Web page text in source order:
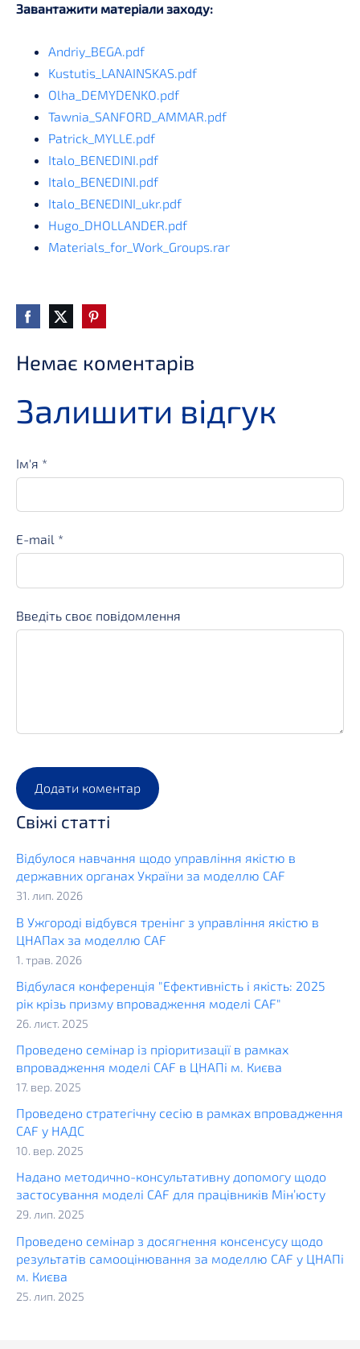
Свіжі статті
Відбулося навчання щодо управління якістю в
державних органах України за моделлю CAF
31. лип. 2026
В Ужгороді відбувся тренінг з управління якістю в
ЦНАПах за моделлю CAF
1. трав. 2026
Відбулася конференція "Ефективність і якість: 2025
рік крізь призму впровадження моделі CAF"
26. лист. 2025
Проведено семінар із пріоритизації в рамках
впровадження моделі CAF в ЦНАПі м. Києва
17. вер. 2025
Проведено стратегічну сесію в рамках впровадження
CAF у НАДС
10. вер. 2025
Надано методично-консультативну допомогу щодо
застосування моделі CAF для працівників Мін’юсту
29. лип. 2025
Проведено семінар з досягнення консенсусу щодо
результатів самооцінювання за моделлю CAF у ЦНАПі
м. Києва
25. лип. 2025
Завантажити матеріали заходу:
Andriy_BEGA.pdf
Kustutis_LANAINSKAS.pdf
Olha_DEMYDENKO.pdf
Tawnia_SANFORD_AMMAR.pdf
Patrick_MYLLE.pdf
Italo_BENEDINI.pdf
Italo_BENEDINI.pdf
Italo_BENEDINI_ukr.pdf
Hugo_DHOLLANDER.pdf
Materials_for_Work_Groups.rar
Немає коментарів
Залишити відгук
Ім'я *
E-mail *
Введіть своє повідомлення